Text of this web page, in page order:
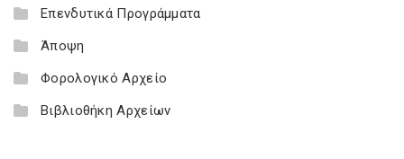
Επενδυτικά Προγράμματα
Άποψη
Φορολογικό Αρχείο
Βιβλιοθήκη Αρχείων